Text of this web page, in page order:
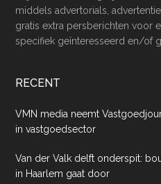
middels advertorials,
gratis extra persberichten voor
specifiek geïnteresseerd en/of
RECENT
VMN media neemt
in vastgoedsector
Van der Valk delft onderspit:
in Haarlem gaat door